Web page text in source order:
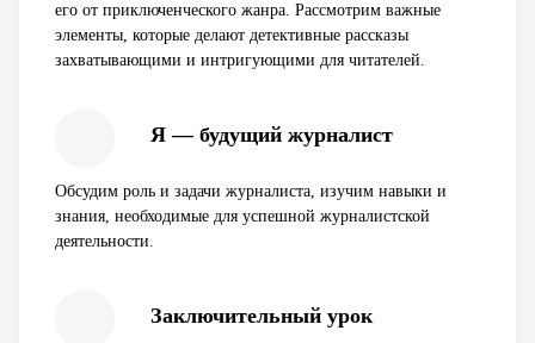
его от приключенческого жанра. Рассмотрим важные
элементы, которые делают детективные рассказы
захватывающими и интригующими для читателей.
Я — будущий журналист
Обсудим роль и задачи журналиста, изучим навыки и
знания, необходимые для успешной журналистской
деятельности.
Заключительный урок